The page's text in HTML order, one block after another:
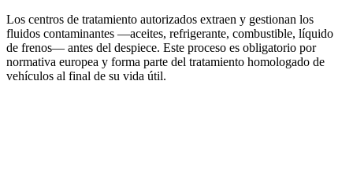
Los centros de tratamiento autorizados extraen y gestionan los
fluidos contaminantes —aceites, refrigerante, combustible, líquido
de frenos— antes del despiece. Este proceso es obligatorio por
normativa europea y forma parte del tratamiento homologado de
vehículos al final de su vida útil.